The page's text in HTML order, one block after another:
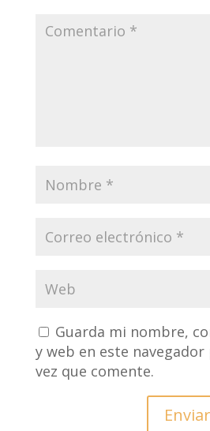
Guarda mi nombre,
y web en este
vez que comente.